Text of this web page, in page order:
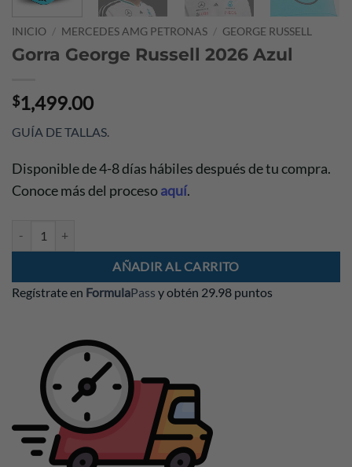
INICIO / MERCEDES AMG PETRONAS / GEORGE RUSSELL
Gorra George Russell 2026 Azul
$1,499.00
GUÍA DE TALLAS
Disponible de 4-8 días hábiles después de tu compra.
Conoce más del procesoaquí.
AÑADIR AL CARRITO
Regístrate en FormulaPass y obtén 29.98 puntos